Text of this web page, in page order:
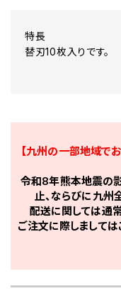
特長
替刃10枚入りです。
【九州の一部地域で
令和8年熊本地震の
止、ならびに九州
配送に関しては通
ご注文に際しまして